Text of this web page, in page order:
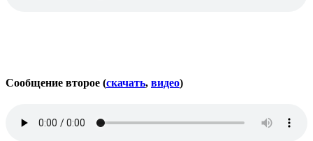
Сообщение второе (скачать, видео)